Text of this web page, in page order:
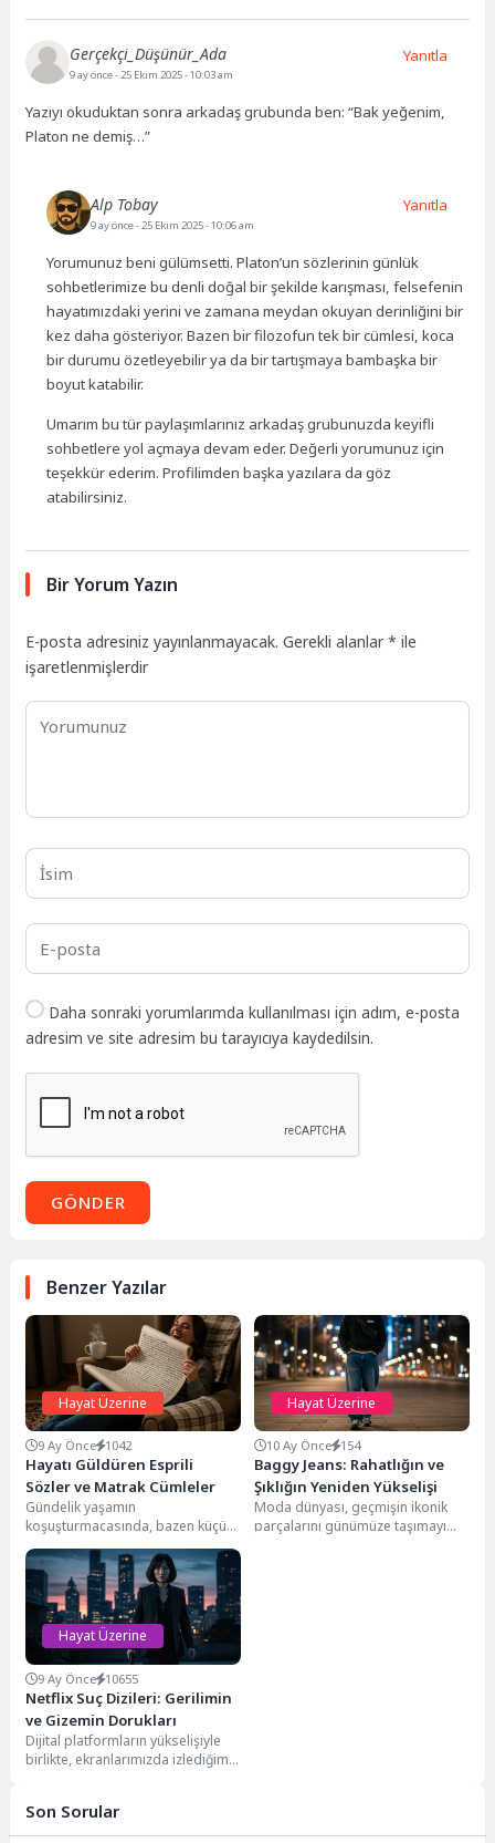
Gerçekçi_Düşünür_Ada
9 ay önce- 25 Ekim 2025 - 10:03 am
Yazıyı okuduktan sonra arkadaş grubunda ben: “Bak yeğenim,
Platon ne demiş…”
Yanıtla
Alp Tobay
9 ay önce- 25 Ekim 2025 - 10:06 am
Yorumunuz beni gülümsetti. Platon’un sözlerinin günlük
sohbetlerimize bu denli doğal bir şekilde karışması, felsefenin
hayatımızdaki yerini ve zamana meydan okuyan derinliğini bir
kez daha gösteriyor. Bazen bir filozofun tek bir cümlesi, koca
bir durumu özetleyebilir ya da bir tartışmaya bambaşka bir
boyut katabilir.
Umarım bu tür paylaşımlarınız arkadaş grubunuzda keyifli
sohbetlere yol açmaya devam eder. Değerli yorumunuz için
teşekkür ederim. Profilimden başka yazılara da göz
atabilirsiniz.
Yanıtla
Bir Yorum Yazın
E-posta adresiniz yayınlanmayacak. Gerekli alanlar* ile
işaretlenmişlerdir
Daha sonraki yorumlarımda kullanılması için adım, e-posta
adresim ve site adresim bu tarayıcıya kaydedilsin.
GÖNDER
Benzer Yazılar
Hayat Üzerine
9 Ay Önce 1042
Hayatı Güldüren Esprili
Sözler ve Matrak Cümleler
Gündelik yaşamın
koşuşturmacasında, bazen küçük
bir espri ya da ince bir mizah
dokunuşu, günümüzü
aydınlatmaya...
Hayat Üzerine
10 Ay Önce 154
Baggy Jeans: Rahatlığın ve
Şıklığın Yeniden Yükselişi
Moda dünyası, geçmişin ikonik
parçalarını günümüze taşımayı
Hayat Üzerine
9 Ay Önce 10655
Netflix Suç Dizileri: Gerilimin
ve Gizemin Dorukları
Dijital platformların yükselişiyle
birlikte, ekranlarımızda izlediğimiz
Netflix...
Son Sorular